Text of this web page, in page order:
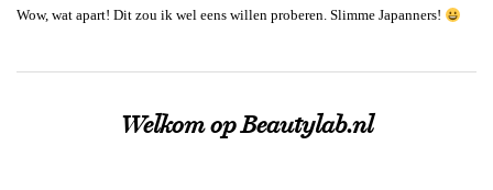
Wow, wat apart! Dit zou ik wel eens willen proberen. Slimme Japanners!
Welkom op Beautylab.nl